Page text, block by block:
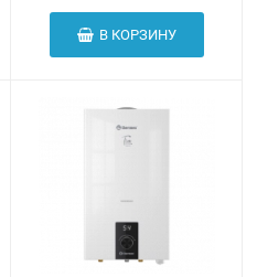
В КОРЗИНУ